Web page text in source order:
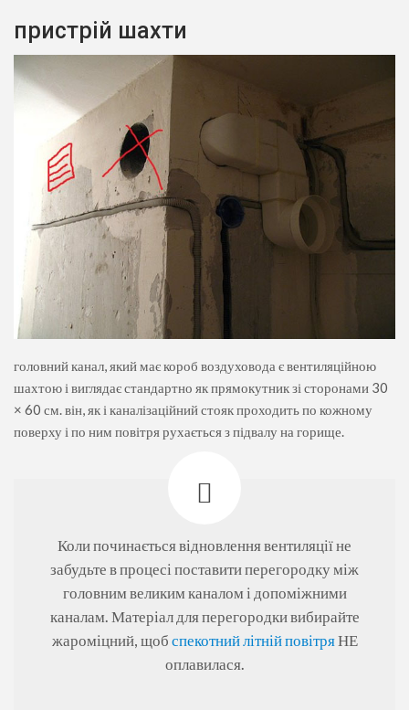
пристрій шахти
головний канал, який має короб воздуховода є вентиляційною
шахтою і виглядає стандартно як прямокутник зі сторонами 30
× 60 см. він, як і каналізаційний стояк проходить по кожному
поверху і по ним повітря рухається з підвалу на горище.
Коли починається відновлення вентиляції не
забудьте в процесі поставити перегородку між
головним великим каналом і допоміжними
каналам. Матеріал для перегородки вибирайте
жароміцний, щоб спекотний літній повітряНЕ
оплавилася.